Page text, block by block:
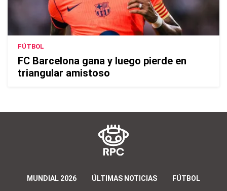
FÚTBOL
FC Barcelona gana y luego pierde en
triangular amistoso
MUNDIAL 2026 ÚLTIMAS NOTICIAS FÚTBOL